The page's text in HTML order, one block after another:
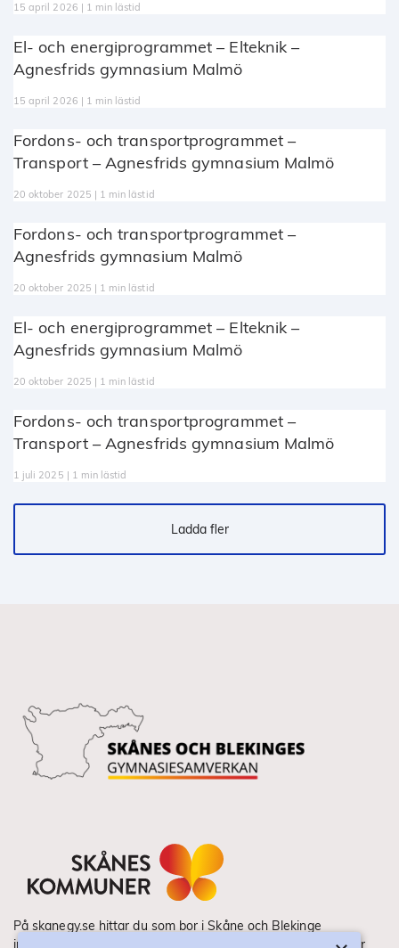
15 april 2026 | 1 min lästid
El- och energiprogrammet – Elteknik –
Agnesfrids gymnasium Malmö
15 april 2026 | 1 min lästid
Fordons- och transportprogrammet –
Transport – Agnesfrids gymnasium Malmö
20 oktober 2025 | 1 min lästid
Fordons- och transportprogrammet –
Agnesfrids gymnasium Malmö
20 oktober 2025 | 1 min lästid
El- och energiprogrammet – Elteknik –
Agnesfrids gymnasium Malmö
20 oktober 2025 | 1 min lästid
Fordons- och transportprogrammet –
Transport – Agnesfrids gymnasium Malmö
1 juli 2025 | 1 min lästid
Ladda fler
På skanegy.se hittar du som bor i Skåne och Blekinge
information om ditt gymnasieval. Här ser du vilka utbildningar